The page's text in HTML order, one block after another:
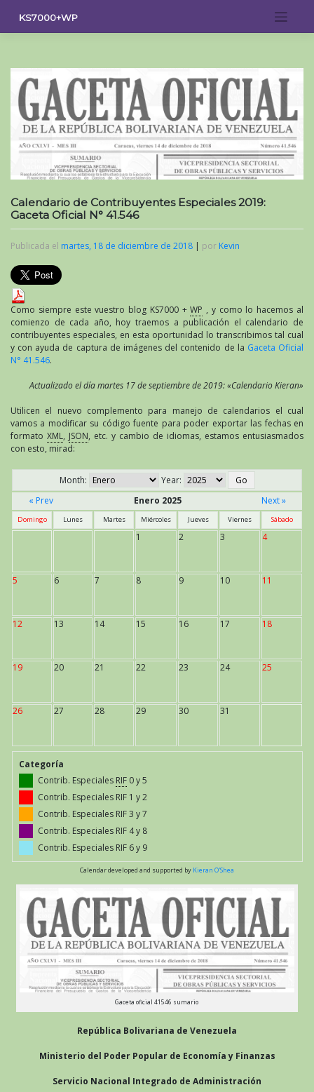
contenido
KS7000+WP
Calendario de Contribuyentes Especiales 2019:
Gaceta Oficial N° 41.546
Publicada el martes, 18 de diciembre de 2018 | por Kevin
Como siempre este vuestro blog KS7000 +WP , y como lo hacemos al
comienzo de cada año, hoy traemos a publicación el calendario de
contribuyentes especiales, en esta oportunidad lo transcribimos tal cual
y con ayuda de captura de imágenes del contenido de la Gaceta Oficial
N° 41.546.
Actualizado el día martes 17 de septiembre de 2019: «Calendario Kieran»
Utilicen el nuevo complemento para manejo de calendarios el cual
vamos a modificar su código fuente para poder exportar las fechas en
formato XML, JSON, etc. y cambio de idiomas, estamos entusiasmados
con esto, mirad:
Month:
Year:
« Prev
Enero 2025 Next »
Domingo Lunes Martes Miércoles Jueves Viernes Sábado
1 2 3 4
5 6 7 8 9 10 11
12 13 14 15 16 17 18
19 20 21 22 23 24 25
26 27 28 29 30 31
Categoría
Contrib. Especiales RIF 0 y 5
Contrib. Especiales RIF 1 y 2
Contrib. Especiales RIF 3 y 7
Contrib. Especiales RIF 4 y 8
Contrib. Especiales RIF 6 y 9
Calendar developed and supported by Kieran O'Shea
Gaceta oficial 41546 sumario
República Bolivariana de Venezuela
Ministerio del Poder Popular de Economía y Finanzas
Servicio Nacional Integrado de Administración